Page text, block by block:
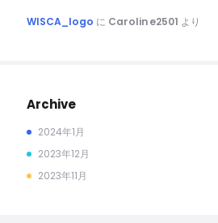
WISCA_logo に Caroline2501 より
Archive
2024年1月
2023年12月
2023年11月